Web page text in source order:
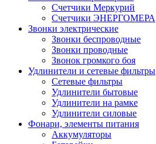
Счетчики Меркурий
Счетчики ЭНЕРГОМЕРА
Звонки электрические
Звонки беспроводные
Звонки проводные
Звонок громкого боя
Удлинители и сетевые фильтры
Сетевые фильтры
Удлинители бытовые
Удлинители на рамке
Удлинители силовые
Фонари, элементы питания
Аккумуляторы